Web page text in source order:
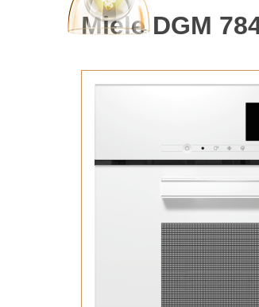
Miele DGM